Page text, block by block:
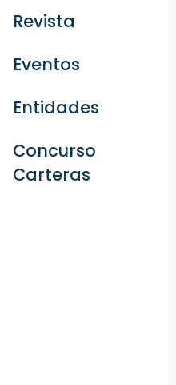
Revista
Eventos
Entidades
Concurso
Carteras